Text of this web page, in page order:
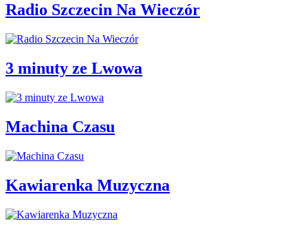
Radio Szczecin Na Wieczór
3 minuty ze Lwowa
Machina Czasu
Kawiarenka Muzyczna